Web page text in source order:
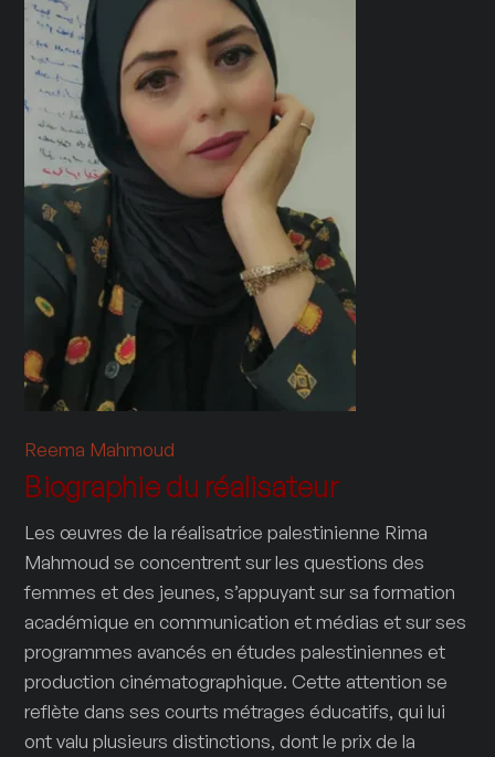
Reema Mahmoud
Biographie du réalisateur
Les œuvres de la réalisatrice palestinienne Rima
Mahmoud se concentrent sur les questions des
femmes et des jeunes, s’appuyant sur sa formation
académique en communication et médias et sur ses
programmes avancés en études palestiniennes et
production cinématographique. Cette attention se
reflète dans ses courts métrages éducatifs, qui lui
ont valu plusieurs distinctions, dont le prix de la